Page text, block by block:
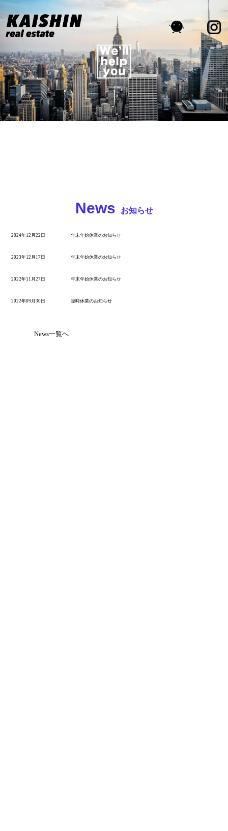
News お知らせ
2024年12月22日 年末年始休業のお知らせ
2023年12月17日 年末年始休業のお知らせ
2022年11月27日 年末年始休業のお知らせ
2022年09月30日 臨時休業のお知らせ
News一覧へ